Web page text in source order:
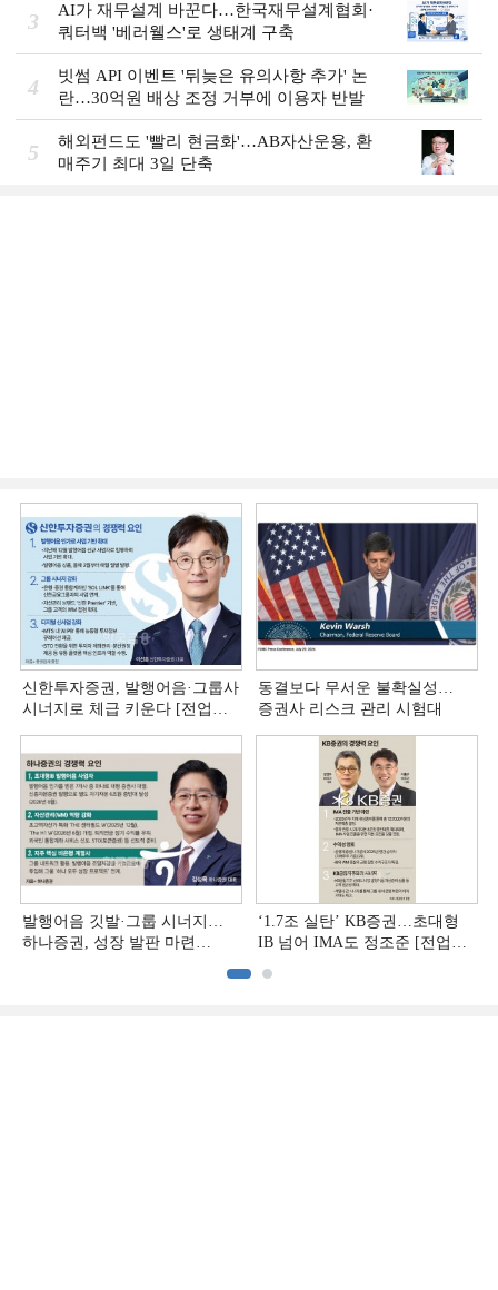
3
AI가 재무설계 바꾼다…한국재무설계협회·
쿼터백 '베러웰스'로 생태계 구축
4
빗썸 API 이벤트 '뒤늦은 유의사항 추가' 논
란…30억원 배상 조정 거부에 이용자 반발
5
해외펀드도 '빨리 현금화'…AB자산운용, 환
매주기 최대 3일 단축
신한투자증권, 발행어음·그룹사
시너지로 체급 키운다 [전업계
동결보다 무서운 불확실성…
증권사 리스크 관리 시험대
발행어음 깃발·그룹 시너지…
하나증권, 성장 발판 마련
‘1.7조 실탄’ KB증권…초대형
IB 넘어 IMA도 정조준 [전업계